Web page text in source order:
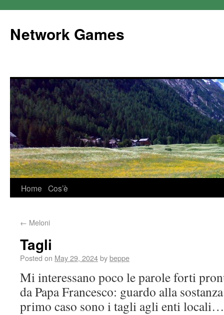
Network Games
Home Cos’è
← Meloni
Tagli
Posted on May 29, 2024bybeppe
Mi interessano poco le parole forti
da Papa Francesco: guardo alla
primo caso sono i tagli agli enti locali…